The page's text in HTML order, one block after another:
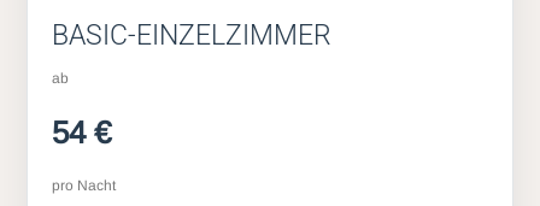
BASIC-EINZELZIMMER
ab
54 €
pro Nacht